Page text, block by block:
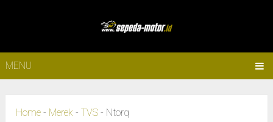
MENU
Home - Merek -TVS - Ntorq